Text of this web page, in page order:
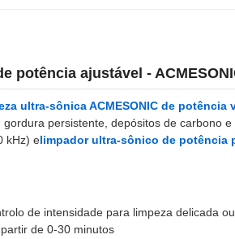
potência ajustável -
ultra-sônica ACMESONIC de potência
gordura persistente, depósitos de carbono
kHz) elimpador ultra-sônico de potência
de intensidade para limpeza delicada
de 0-30 minutos